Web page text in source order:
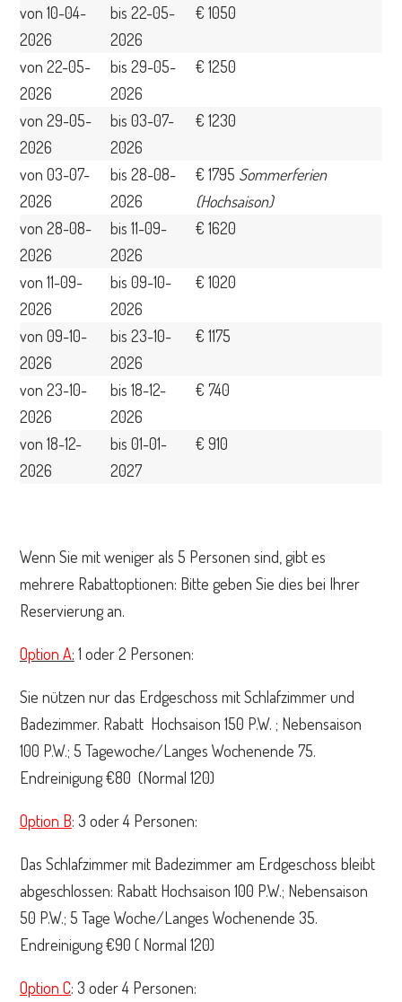
von 10-04-
2026
bis 22-05-
2026
€ 1050
von 22-05-
2026
bis 29-05-
2026
€ 1250
von 29-05-
2026
bis 03-07-
2026
€ 1230
von 03-07-
2026
bis 28-08-
2026
€ 1795 Sommerferien
(Hochsaison)
von 28-08-
2026
bis 11-09-
2026
€ 1620
von 11-09-
2026
bis 09-10-
2026
€ 1020
von 09-10-
2026
bis 23-10-
2026
€ 1175
von 23-10-
2026
bis 18-12-
2026
€ 740
von 18-12-
2026
bis 01-01-
2027
€ 910
Wenn Sie mit weniger als 5 Personen sind, gibt es
mehrere Rabattoptionen: Bitte geben Sie dies bei Ihrer
Reservierung an.
Option A: 1 oder 2 Personen:
Sie nützen nur das Erdgeschoss mit Schlafzimmer und
Badezimmer. Rabatt Hochsaison 150 P.W. ; Nebensaison
100 P.W.; 5 Tagewoche/Langes Wochenende 75.
Endreinigung €80 (Normal 120)
Option B: 3 oder 4 Personen:
Das Schlafzimmer mit Badezimmer am Erdgeschoss bleibt
abgeschlossen: Rabatt Hochsaison 100 P.W.; Nebensaison
50 P.W.; 5 Tage Woche/Langes Wochenende 35.
Endreinigung €90 ( Normal 120)
Option C: 3 oder 4 Personen: